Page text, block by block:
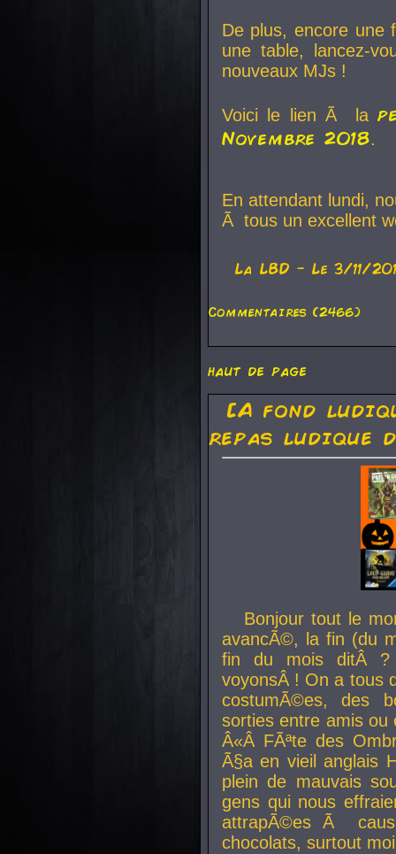
De plus, encore une
une table, lancez-
nouveaux MJs !
Voici le lien Ã la
Novembre 2018.
En attendant lundi,
Ã tous un excellent
La LBD - Le 3/11/
Commentaires (2466)
haut de page
[A fond
repas ludique
Bonjour tout le
avancÃ©, la fin (du
fin du mois ditÂ ?
voyonsÂ ! On a tous
costumÃ©es, des
sorties entre amis
Â«Â FÃªte des
Ã§a en vieil anglais
plein de mauvais
gens qui nous
attrapÃ©es Ã
chocolats, surtout